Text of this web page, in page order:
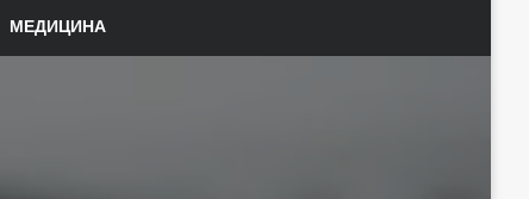
МЕДИЦИНА